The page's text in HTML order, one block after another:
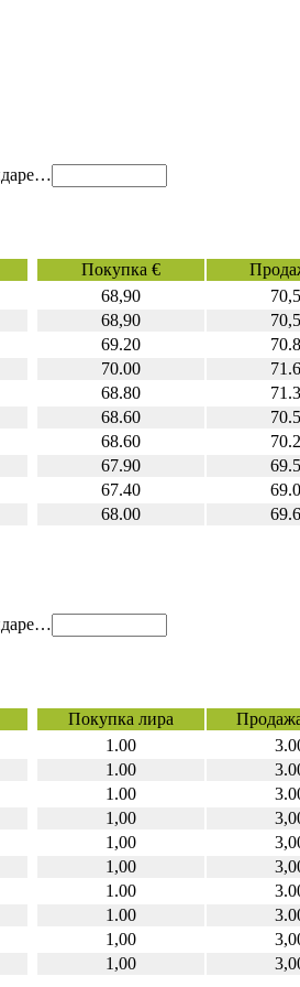
…
Покупка €
68,90
68,90
69.20
70.00
68.80
68.60
68.60
67.90
67.40
68.00
…
Покупка лира
1.00
1.00
1.00
1,00
1,00
1,00
1.00
1.00
1,00
1,00